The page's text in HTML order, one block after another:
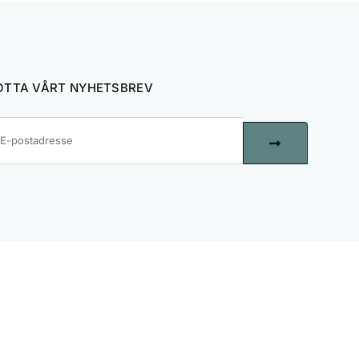
VÅRT NYHETSBREV